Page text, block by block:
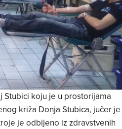
koju je u prostorijama
križa Donja Stubica, jučer je
je odbijeno iz zdravstvenih